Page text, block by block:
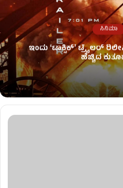
ಸಿನಿಮಾ
ಇಂದು ʻಟಾಕ್ಸಿಕ್ʼ ಟ್ರೈಲರ್
ಹೆಚ್ಚಿದ